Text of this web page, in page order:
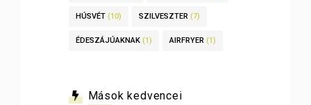
HÚSVÉT (10) SZILVESZTER (7)
ÉDESZÁJÚAKNAK (1) AIRFRYER (1)
Mások kedvencei